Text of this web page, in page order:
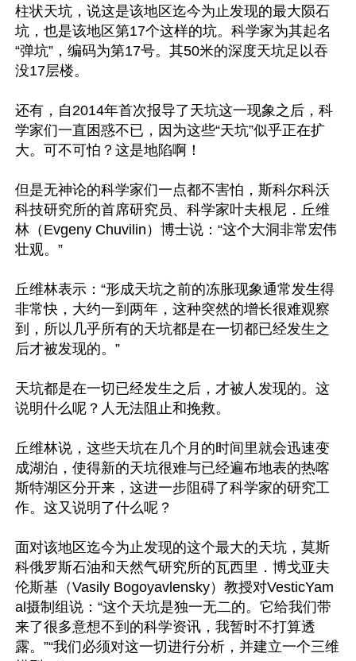
柱状天坑，说这是该地区迄今为止发现的最大陨石
坑，也是该地区第17个这样的坑。科学家为其起名
“弹坑”，编码为第17号。其50米的深度天坑足以吞
没17层楼。
还有，自2014年首次报导了天坑这一现象之后，科
学家们一直困惑不已，因为这些“天坑”似乎正在扩
大。可不可怕？这是地陷啊！
但是无神论的科学家们一点都不害怕，斯科尔科沃
科技研究所的首席研究员、科学家叶夫根尼．丘维
林（Evgeny Chuvilin）博士说：“这个大洞非常宏伟
壮观。”
丘维林表示：“形成天坑之前的冻胀现象通常发生得
非常快，大约一到两年，这种突然的增长很难观察
到，所以几乎所有的天坑都是在一切都已经发生之
后才被发现的。”
天坑都是在一切已经发生之后，才被人发现的。这
说明什么呢？人无法阻止和挽救。
丘维林说，这些天坑在几个月的时间里就会迅速变
成湖泊，使得新的天坑很难与已经遍布地表的热喀
斯特湖区分开来，这进一步阻碍了科学家的研究工
作。这又说明了什么呢？
面对该地区迄今为止发现的这个最大的天坑，莫斯
科俄罗斯石油和天然气研究所的瓦西里．博戈亚夫
伦斯基（Vasily Bogoyavlensky）教授对VesticYam
al摄制组说：“这个天坑是独一无二的。它给我们带
来了很多意想不到的科学资讯，我暂时不打算透
露。”“我们必须对这一切进行分析，并建立一个三维